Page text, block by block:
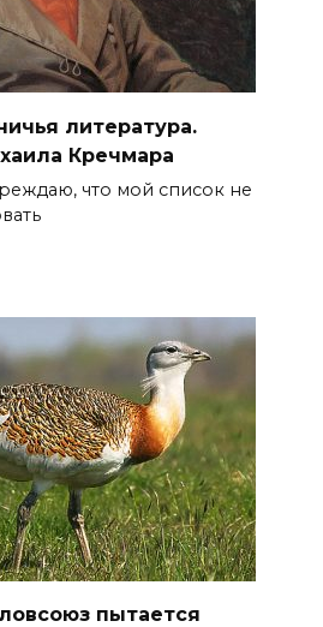
литература.
Кречмара
что мой список не
пытается